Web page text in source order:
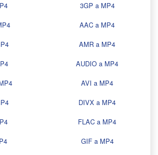
3GP a MP4
AAC a MP4
AMR a MP4
AUDIO a MP4
AVI a MP4
DIVX a MP4
FLAC a MP4
GIF a MP4